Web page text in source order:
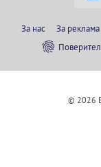
За нас За реклама
© 2026